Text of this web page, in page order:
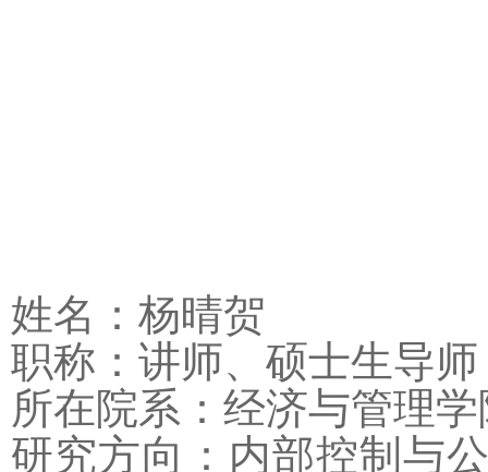
姓名：杨晴贺
职称：讲师、 硕士生导师
所在院系：经济与管理
研究方向：内部控制与